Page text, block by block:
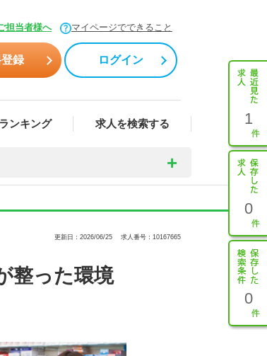
担当者様へ マイページでできること
録 ログイン
ンキング 求人を検索する 1
0
0
更新日：2026/06/25 求人番号：10167665
整った環境